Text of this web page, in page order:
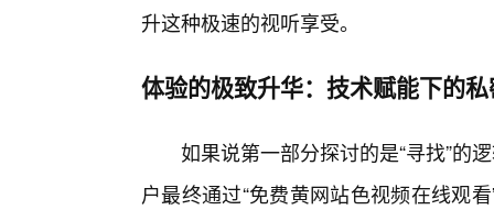
升这种极速的视听享受。
体验的极致升华：技术赋能下的
如果说第一部分探讨的是“寻找”的
户最终通过“免费黄网站色视频在线观